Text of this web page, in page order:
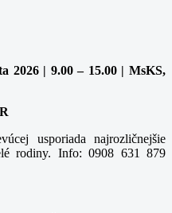
2026 | 9.00 – 15.00 | MsKS,
usporiada najrozličnejšie
rodiny. Info: 0908 631 879